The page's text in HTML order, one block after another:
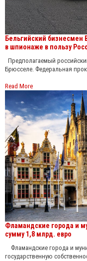
Бельгийский бизнесмен
в шпионаже в пользу
Предполагаемый
Брюсселе. Федеральная
Read More
Фламандские города и
сумму 1,8 млрд. евро
Фламандские города и
государственную